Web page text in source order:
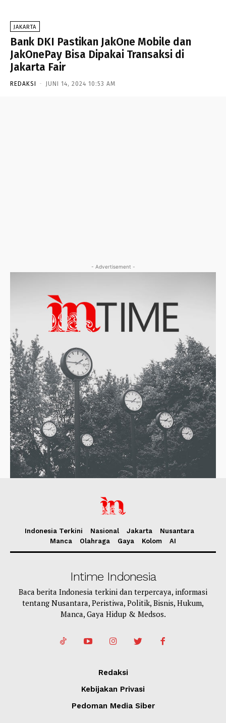
JAKARTA
Bank DKI Pastikan JakOne Mobile dan
JakOnePay Bisa Dipakai Transaksi di
Jakarta Fair
REDAKSI - JUNI 14, 2024 10:53 AM
- Advertisement -
Indonesia Terkini Nasional Jakarta
Nusantara
Manca
Olahraga Gaya Kolom AI
Intime Indonesia
Baca berita Indonesia terkini dan terpercaya, informasi
tentang Nusantara, Peristiwa, Politik, Bisnis, Hukum,
Manca, Gaya Hidup & Medsos.
Redaksi
Kebijakan Privasi
Pedoman Media Siber